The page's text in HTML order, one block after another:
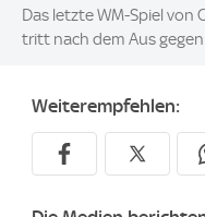
Das letzte WM-Spiel von
tritt nach dem Aus
Weiterempfehlen: